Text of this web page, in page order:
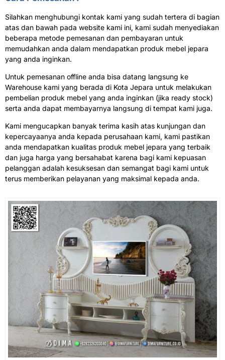
Silahkan menghubungi kontak kami yang sudah tertera di bagian
atas dan bawah pada website kami ini, kami sudah menyediakan
beberapa metode pemesanan dan pembayaran untuk
memudahkan anda dalam mendapatkan produk mebel jepara
yang anda inginkan.
Untuk pemesanan offline anda bisa datang langsung ke
Warehouse kami yang berada di Kota Jepara untuk melakukan
pembelian produk mebel yang anda inginkan (jika ready stock)
serta anda dapat membayarnya langsung di tempat kami juga.
Kami mengucapkan banyak terima kasih atas kunjungan dan
kepercayaanya anda kepada perusahaan kami, kami pastikan
anda mendapatkan kualitas produk mebel jepara yang terbaik
dan juga harga yang bersahabat karena bagi kami kepuasan
pelanggan adalah kesuksesan dan semangat bagi kami untuk
terus memberikan pelayanan yang maksimal kepada anda.